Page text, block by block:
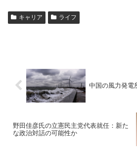
キャリア ライフ
中国の風力発電
野田佳彦氏の立憲民主党代表就任：新た
な政治対話の可能性か